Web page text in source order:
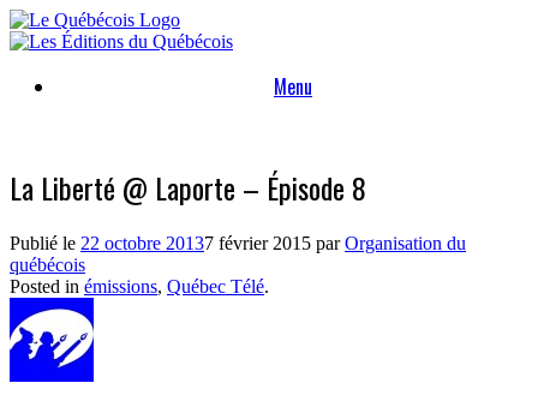
Skip
to
Menu
La Liberté @ Laporte – Épisode 8
Publié le 22 octobre 20137 février 2015 parOrganisation du
québécois
Posted in émissions, Québec Télé.